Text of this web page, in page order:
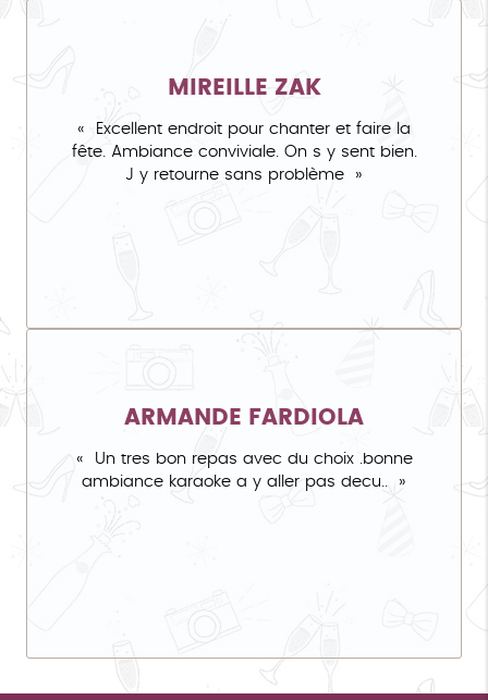
MIREILLE ZAK
Excellent endroit pour chanter et faire la
fête. Ambiance conviviale. On s y sent bien.
J y retourne sans problème
ARMANDE FARDIOLA
Un tres bon repas avec du choix .bonne
ambiance karaoke a y aller pas decu..